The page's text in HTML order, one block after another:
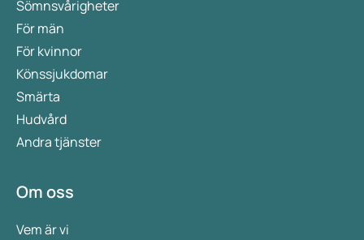
Sömnsvårigheter
För män
För kvinnor
Könssjukdomar
Smärta
Hudvård
Andra tjänster
Om oss
Vem är vi